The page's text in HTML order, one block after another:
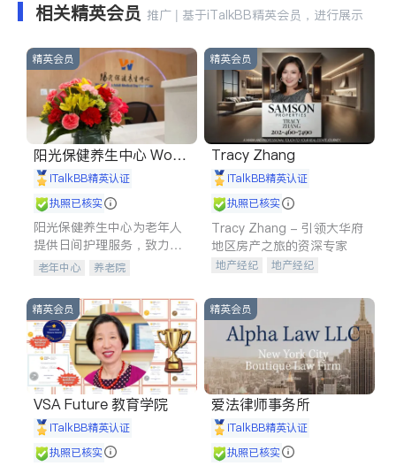
相关精英会员 推广 | 基于iTalkBB精英会员，进行展示
精英会员
阳光保健养生中心 World
shine
iTalkBB精英认证
执照已核实
阳光保健养生中心为老年人
提供日间护理服务，致力于
通过持续的护理创新来有效
老年中心 养老院
精英会员
Tracy Zhang
iTalkBB精英认证
执照已核实
Tracy Zhang - 引领大华府
地区房产之旅的资深专家
地产经纪
地产经纪
商铺租售
精英会员
VSA Future 教育学院
iTalkBB精英认证
执照已核实
精英会员
爱法律师事务所
iTalkBB精英认证
执照已核实